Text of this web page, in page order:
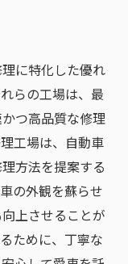
に特化した優れ
らの工場は、最
つ高品質な修理
工場は、自動車
方法を提案する
の外観を蘇らせ
上させることが
ために、丁寧な